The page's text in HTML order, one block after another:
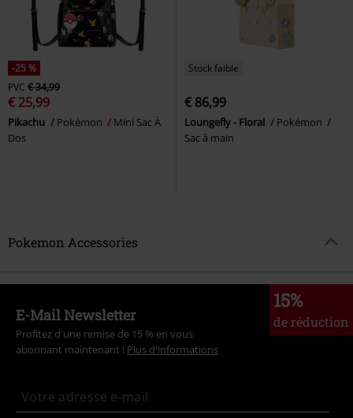
-25 %
PVC € 34,99
€ 25,99
Pikachu Pokémon
Mini Sac À
Dos
Stock faible
€ 86,99
Loungefly - Floral
Pokémon
Sac à main
Pokemon Accessories
15%
de réduction
E-Mail Newsletter
Profitez d'une remise de 15 % en vous
abonnant maintenant ! Plus d'informations